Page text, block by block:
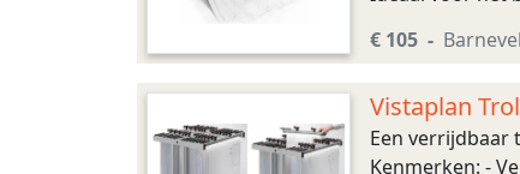
€ 105
Vistaplan
Een verrijdbaar
Kenmerken: -